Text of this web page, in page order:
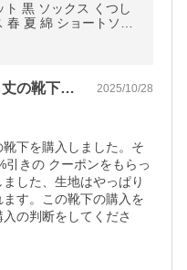
黒 ソックス くつし
夏 綿 ショートソッ
クス おしゃれ 爆買
この靴下を買う前にくるぶし丈の靴下を購… 2025/10/28
下を購入しました。そ
きの クーポンをもらっ
した、生地はやっぱり
す。この靴下の購入を
の判断をしてくださ